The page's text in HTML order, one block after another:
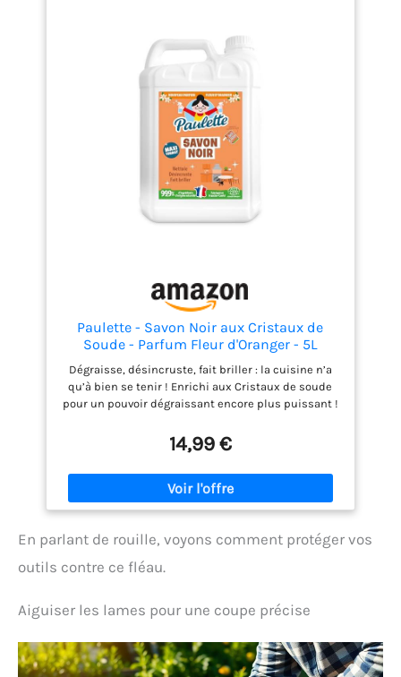
Paulette - Savon Noir aux Cristaux de
Soude - Parfum Fleur d'Oranger - 5L
Dégraisse, désincruste, fait briller : la cuisine n’a
qu’à bien se tenir ! Enrichi aux Cristaux de soude
pour un pouvoir dégraissant encore plus puissant !
par Ecocert : 99.9 % des ingrédients sont d’origine
naturelle (si ce n’est pas précis, ça !) Fabriqué en
Franche-Comté chez Paulette.
14,99 €
En parlant de rouille, voyons comment protéger vos
outils contre ce fléau.
Aiguiser les lames pour une coupe précise